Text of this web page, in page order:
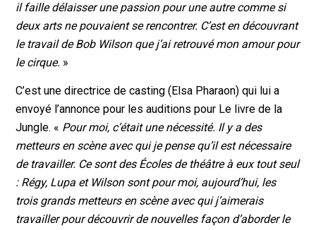
il faille délaisser une passion pour une autre comme si
deux arts ne pouvaient se rencontrer. C’est en découvrant
le travail de Bob Wilson que j’ai retrouvé mon amour pour
le cirque. »
C’est une directrice de casting (Elsa Pharaon) qui lui a
envoyé l’annonce pour les auditions pour Le livre de la
Jungle. « Pour moi, c’était une nécessité. Il y a des
metteurs en scène avec qui je pense qu’il est nécessaire
de travailler. Ce sont des Écoles de théâtre à eux tout seul
: Régy, Lupa et Wilson sont pour moi, aujourd’hui, les
trois grands metteurs en scène avec qui j’aimerais
travailler pour découvrir de nouvelles façon d’aborder le